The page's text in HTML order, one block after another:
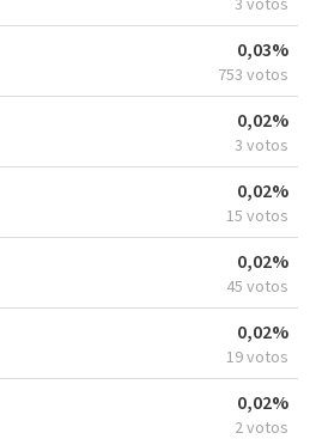
0,03%
753 votos
0,02%
3 votos
0,02%
15 votos
0,02%
45 votos
0,02%
19 votos
0,02%
2 votos